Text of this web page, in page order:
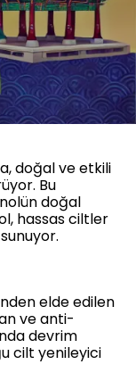
doğal ve etkili
Bu
doğal
hassas ciltler
elde edilen
ve anti-
devrim
cilt yenileyici